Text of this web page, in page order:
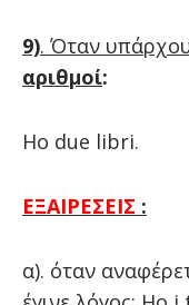
9). Όταν
αριθμοί:
Ho due libri.
ΕΞΑΙΡΕΣΕΙΣ :
α). όταν